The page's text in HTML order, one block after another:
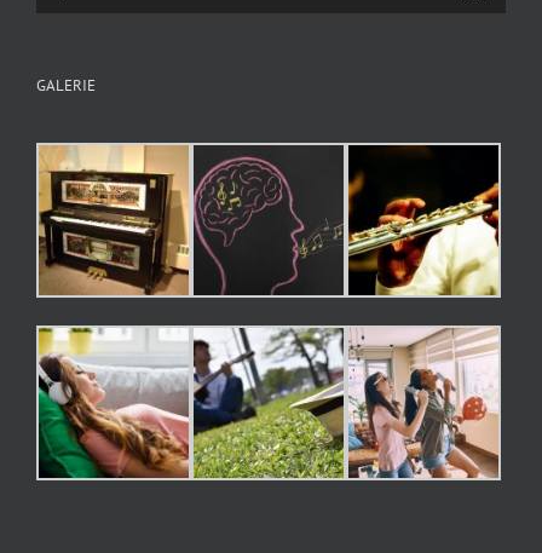
GALERIE